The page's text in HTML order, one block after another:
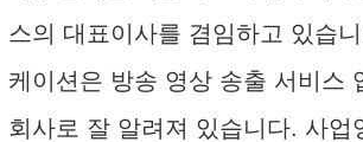
스의 대표이사를 겸임하고 있습
케이션은 방송 영상 송출 서비스
회사로 잘 알려져 있습니다. 사업